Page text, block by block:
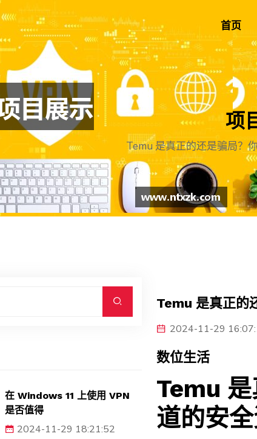
首页
项
Temu 是真正的还是骗局？
在 Windows 11 上使用 VPN
是否值得
2024-11-29 18:21:52
Temu 是真正的
2024-11-29
数位生活
Temu 是
道的安